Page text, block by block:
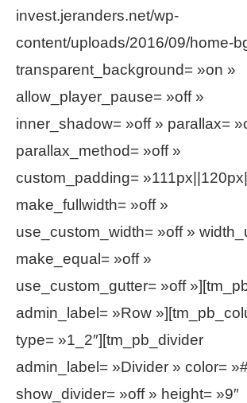
invest.jeranders.net/wp-
content/uploads/2016/09/home-
transparent_background= »on »
allow_player_pause= »off »
inner_shadow= »off » parallax=
parallax_method= »off »
custom_padding=
make_fullwidth= »off »
use_custom_width= »off »
make_equal= »off »
use_custom_gutter= »off
admin_label= »Row
type= »1_2″][tm_pb_divider
admin_label= »Divider » color=
show_divider= »off » height= »9″